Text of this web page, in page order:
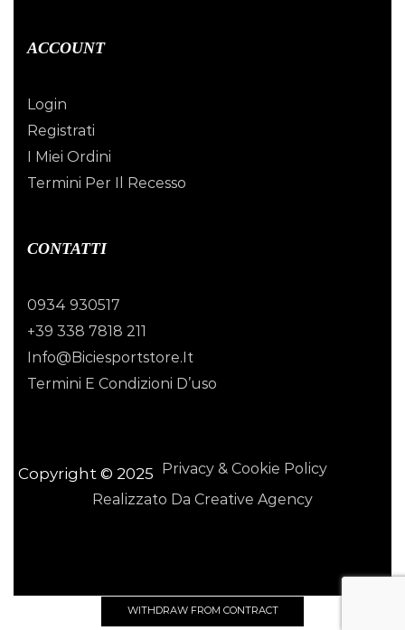
ACCOUNT
Login
Registrati
I Miei Ordini
Termini Per Il Recesso
CONTATTI
0934 930517
+39 338 7818 211
Info@biciesportstore.it
Termini E Condizioni D’uso
Copyright © 2025 Privacy & Cookie Policy
Realizzato Da Creative Agency
WITHDRAW FROM CONTRACT